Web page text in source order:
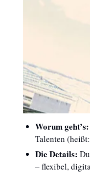
Worum geht’s:
Talenten
Die Details:
– flexibel,